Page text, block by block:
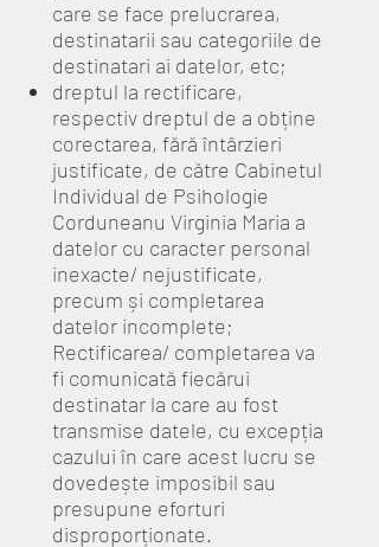
care se face prelucrarea,
destinatarii sau categoriile de
destinatari ai datelor, etc;
dreptul la rectificare,
respectiv dreptul de a obține
corectarea, fără întârzieri
justificate, de către Cabinetul
Individual de Psihologie
Corduneanu Virginia Maria a
datelor cu caracter personal
inexacte/ nejustificate,
precum și completarea
datelor incomplete;
Rectificarea/ completarea va
fi comunicată fiecărui
destinatar la care au fost
transmise datele, cu excepția
cazului în care acest lucru se
dovedește imposibil sau
presupune eforturi
disproporționate.